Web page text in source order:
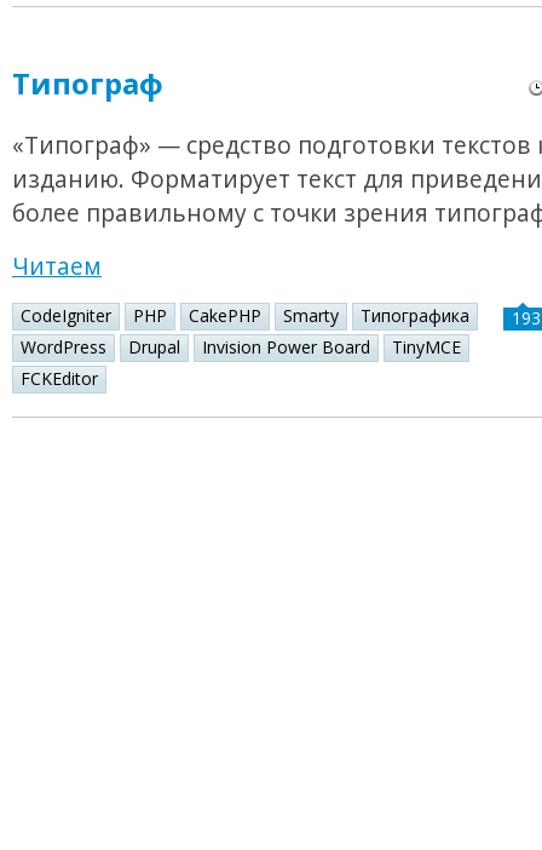
Типограф
«Типограф» — средство подготовки текстов
изданию. Форматирует текст для
более правильному с точки зрения
Читаем
CodeIgniter PHP CakePHP Smarty
Типографика
WordPress
Drupal Invision Power Board
TinyMCE
FCKEditor